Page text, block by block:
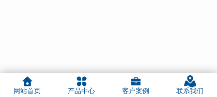
网站首页 产品中心 客户案例 联系我们